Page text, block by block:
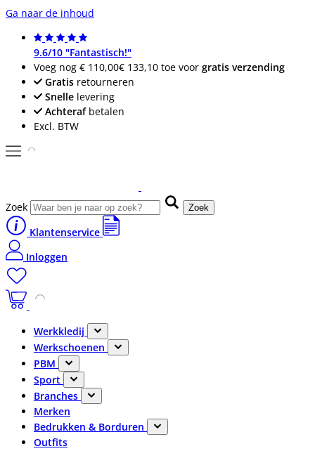
Ga naar de inhoud
9.6/10 "Fantastisch!"
Voeg nog € 110,00€ 133,10 toe voor gratis verzending
Gratis retourneren
Snelle levering
Achterafbetalen
Excl. BTW
Zoek Zoek
Klantenservice
Inloggen
Werkkledij
Werkschoenen
PBM
Sport
Branches
Merken
Bedrukken & Borduren
Outfits